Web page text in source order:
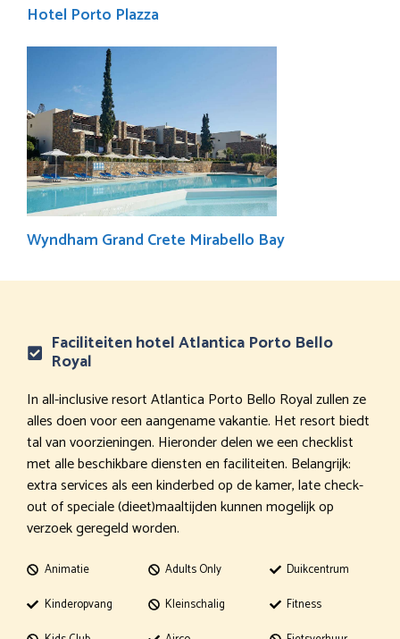
Hotel Porto Plazza
Wyndham Grand Crete Mirabello Bay
Faciliteiten hotel Atlantica Porto Bello
Royal
In all-inclusive resort Atlantica Porto Bello Royal zullen ze
alles doen voor een aangename vakantie. Het resort biedt
tal van voorzieningen. Hieronder delen we een checklist
met alle beschikbare diensten en faciliteiten. Belangrijk:
extra services als een kinderbed op de kamer, late check-
out of speciale (dieet)maaltijden kunnen mogelijk op
verzoek geregeld worden.
Animatie
Kinderopvang
Adults Only
Kleinschalig
Duikcentrum
Fitness